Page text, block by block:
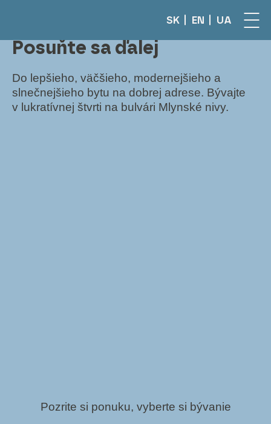
SK EN UA
Posuňte sa ďalej
Do lepšieho, väčšieho, modernejšieho a
slnečnejšieho bytu na dobrej adrese. Bývajte
v lukratívnej štvrti na bulvári Mlynské nivy.
Pozrite si ponuku, vyberte si bývanie